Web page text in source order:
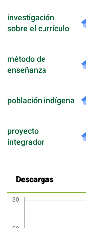
investigación
sobre el currículo
método de
enseñanza
población indígena
proyecto
integrador
Descargas